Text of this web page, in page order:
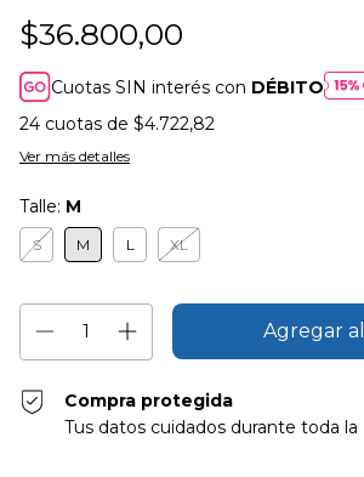
$36.800,00
Cuotas SIN interés con DÉBITO
24 cuotas de $4.722,82
Ver más detalles
Talle: M
S M L XL
Compra protegida
Tus datos cuidados durante toda la